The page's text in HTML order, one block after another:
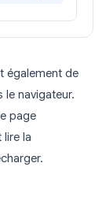
également de
navigateur.
page
la